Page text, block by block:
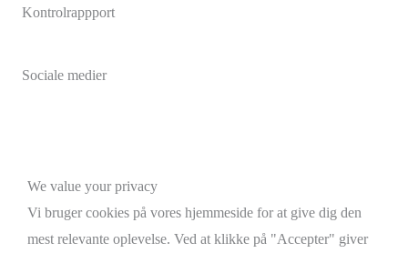
Kontrolrappport
Sociale medier
We value your privacy
Vi bruger cookies på vores hjemmeside for at give dig den
mest relevante oplevelse. Ved at klikke på "Accepter" giver